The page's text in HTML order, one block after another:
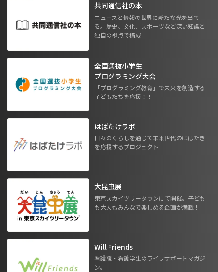
共同通信社の本
ニュースと情報の世界に新たな光を当て
る。歴史、文化、スポーツなど深い知識と
独自の視点で構成
全国選抜小学生
プログラミング大会
「プログラミング教育」で未来を創造する
子どもたちを応援！！
はばたけラボ
日々のくらしを通じて未来世代のはばたき
を応援するプロジェクト
大昆虫展
東京スカイツリータウンにて開催。子ども
も大人もみんなで楽しめる企画が満載！
Will Friends
看護職・看護学生のライフサポートマガジ
ン。